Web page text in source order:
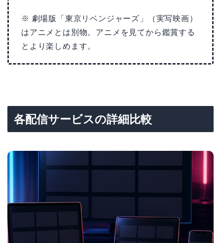
※ 劇場版「東京リベンジャーズ」（実写映画）
はアニメとは別物。アニメを見てから鑑賞する
とより楽しめます。
各配信サービスの詳細比較